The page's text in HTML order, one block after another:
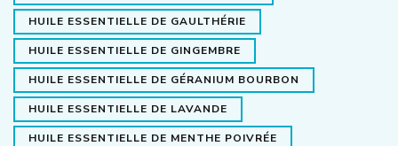
HUILE ESSENTIELLE DE GAULTHÉRIE
HUILE ESSENTIELLE DE GINGEMBRE
HUILE ESSENTIELLE DE GÉRANIUM BOURBON
HUILE ESSENTIELLE DE LAVANDE
HUILE ESSENTIELLE DE MENTHE POIVRÉE